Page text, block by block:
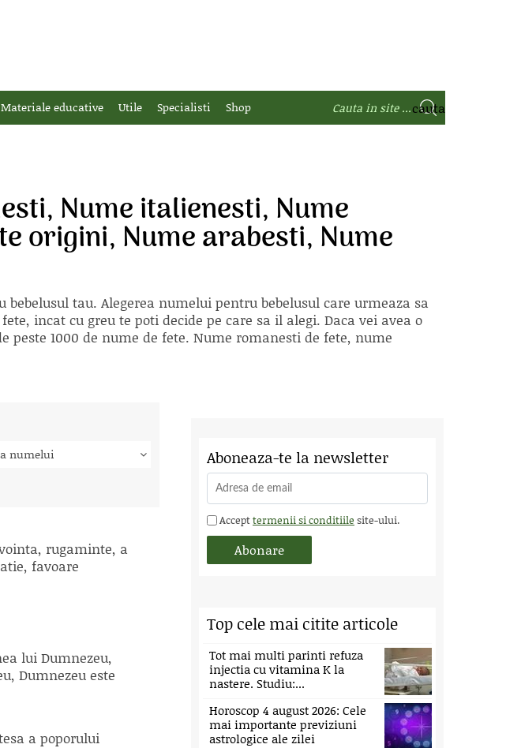
Materiale educative Utile Specialisti Shop
Nume italienesti, Nume
origini, Nume arabesti, Nume
tau. Alegerea numelui pentru bebelusul care urmeaza sa
incat cu greu te poti decide pe care sa il alegi. Daca vei avea o
1000 de nume de fete. Nume romanesti de fete, nume
numelui
rugaminte, a
favoare
lui Dumnezeu,
Dumnezeu este
a poporului
Aboneaza-te la newsletter
Accepttermenii si conditiile site-ului.
Top cele mai citite articole
Tot mai multi parinti refuza
injectia cu vitamina K la
nastere. Studiu:...
Horoscop 4 august 2026: Cele
mai importante previziuni
astrologice ale zilei